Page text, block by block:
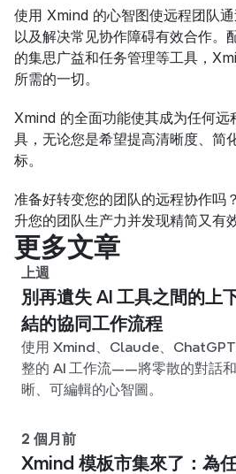
使用 Xmind 的心智图使远程团队
以及解决常见协作障碍有效合作。
的集思广益和任务管理等工具，
所需的一切。
Xmind 的全面功能使其成为任何远
具，无论您是希望提高清晰度、简
标。
准备好转变您的团队的远程协作吗？
升您的团队生产力并发现精简又有
更多文章
上週
別再遺失 AI 工具之間的上
結的協同工作流程
使用 Xmind、Claude、ChatGPT
整的 AI 工作流——將零散的對話
晰、可編輯的心智圖。
2 個月前
Xmind 模板市集來了：為